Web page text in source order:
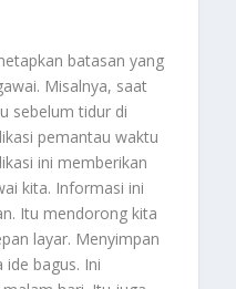
batasan yang
Misalnya, saat
sebelum tidur di
pemantau waktu
ini memberikan
kita. Informasi ini
Itu mendorong kita
layar. Menyimpan
bagus. Ini